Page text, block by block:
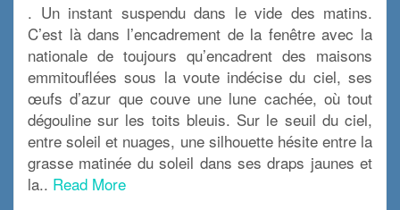
. Un instant suspendu dans le vide des matins.
C’est là dans l’encadrement de la fenêtre avec la
nationale de toujours qu’encadrent des maisons
emmitouflées sous la voute indécise du ciel, ses
œufs d’azur que couve une lune cachée, où tout
dégouline sur les toits bleuis. Sur le seuil du ciel,
entre soleil et nuages, une silhouette hésite entre la
grasse matinée du soleil dans ses draps jaunes et
la.. Read More